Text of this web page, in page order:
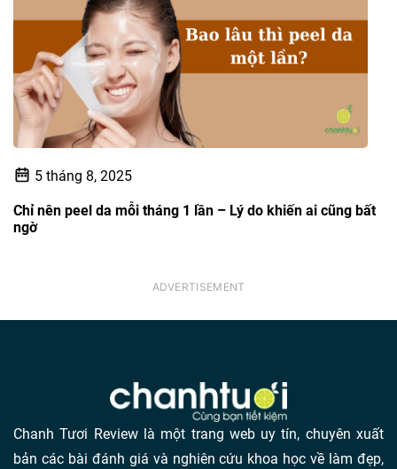
5 tháng 8, 2025
Chỉ nên peel da mỗi tháng 1 lần – Lý do khiến ai cũng bất
ngờ
Chanh Tươi Review là một trang web uy tín, chuyên xuất
bản các bài đánh giá và nghiên cứu khoa học về làm đẹp,